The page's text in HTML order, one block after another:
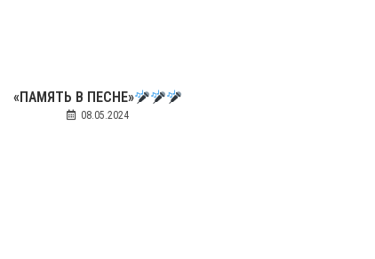
«ПАМЯТЬ В ПЕСНЕ»
08.05.2024